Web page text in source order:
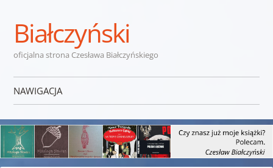
Białczyński
oficjalna strona Czesława Białczyńskiego
NAWIGACJA